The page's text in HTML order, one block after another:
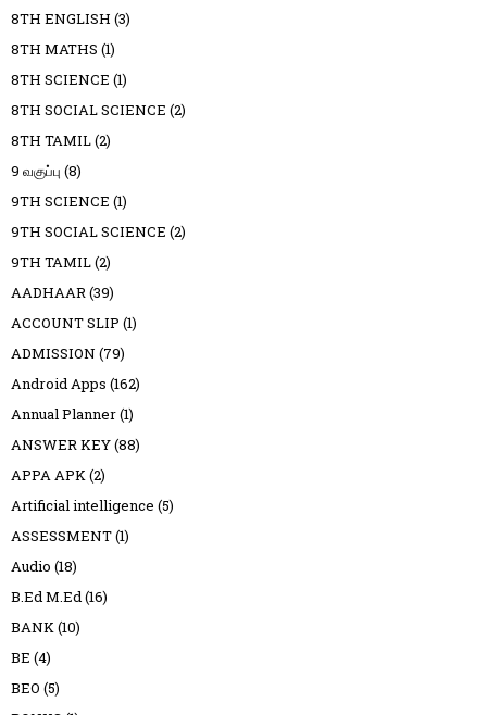
8TH ENGLISH (3)
8TH MATHS (1)
8TH SCIENCE (1)
8TH SOCIAL SCIENCE (2)
8TH TAMIL(2)
9 வகுப்பு (8)
9TH SCIENCE (1)
9TH SOCIAL SCIENCE (2)
9TH TAMIL(2)
AADHAAR(39)
ACCOUNT SLIP (1)
ADMISSION (79)
Android Apps (162)
Annual Planner(1)
ANSWER KEY(88)
APPA APK(2)
Artificial intelligence (5)
ASSESSMENT(1)
Audio (18)
B.Ed M.Ed(16)
BANK(10)
BE (4)
BEO (5)